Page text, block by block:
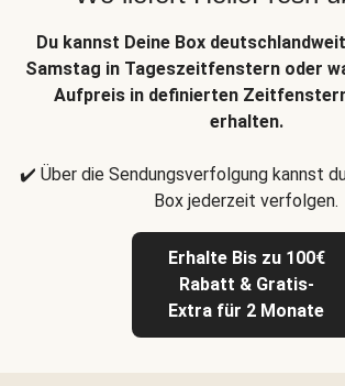
Du kannst Deine Box
Samstag in Tageszeitfenstern oder
Aufpreis in definierten
erhalten.
✔️ Über die Sendungsverfolgung kannst
Box jederzeit verfolgen.
Erhalte Bis zu 100€
Rabatt & Gratis-
Extra für 2 Monate